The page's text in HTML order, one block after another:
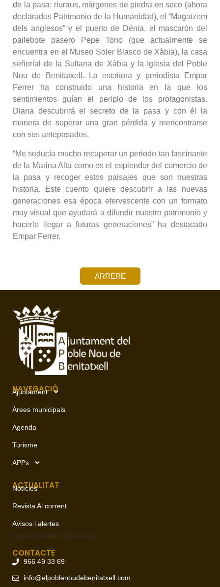
de la pasa: riuraus, márgenes de piedra en seco (ahora
declarados Patrimonio de la Humanidad), el “Magatzem
dels anglesos” y el puerto de Dénia, el mascarón del
pailebote pasero Pepe Tono (que actualmente se
encuentra en el Museo Soler Blasco de Xàbia), la casa
señorial de la Sultana de Xàbia y la Iglesia del Poble
Nou de Benitatxell. La escritora y periodista Empar
Ferrer ha construido una historia en la que los
sentimientos guían el periplo de los protagonistas.
Diana descubrirá el secreto de la pasa y con él la
manera de superar una gran pérdida y reencontrarse
con sus antepasados.
“Me seducía mucho recuperar un periodo tan fascinante
de la Marina Alta como es el esplendor del comercio de
la pasa y recoger estos paisajes que son nuestras
historia. Este cuento quiere descubrir a las nuevas
generaciones esa época efervescente con un formato
muy visual que ayudará a difundir nuestro patrimonio y
hacerlo llegar a futuras generaciones” ha destacado
Empar Ferrer.
ARRERE
NAVEGACIÓ
Ajuntament
Àrees municipals
Agenda
Turisme
APPs
ACTUALITAT
Notícies
Revista Al corrent
Avisos i alertes
Contactar amb comunicació
CONTACTE
966 49 33 69
info@elpoblenoudebenitatxell.com